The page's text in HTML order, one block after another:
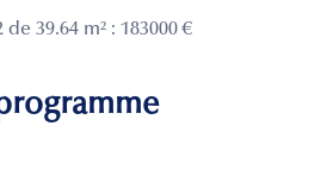
39.64 m² : 183000 €